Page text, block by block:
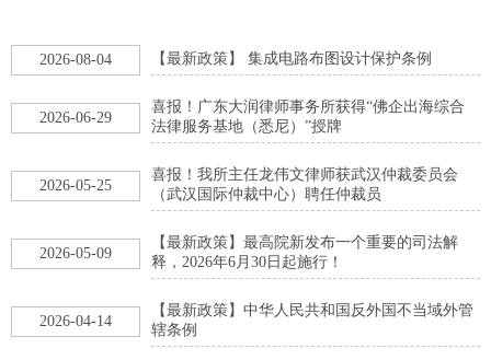
2026-08-04 【最新政策】 集成电路布图设计保护条例
2026-06-29
喜报！广东大润律师事务所获得“佛企出海综合
法律服务基地（悉尼）”授牌
2026-05-25
喜报！我所主任龙伟文律师获武汉仲裁委员会
（武汉国际仲裁中心）聘任仲裁员
2026-05-09
【最新政策】最高院新发布一个重要的司法解
释，2026年6月30日起施行！
2026-04-14
【最新政策】中华人民共和国反外国不当域外管
辖条例